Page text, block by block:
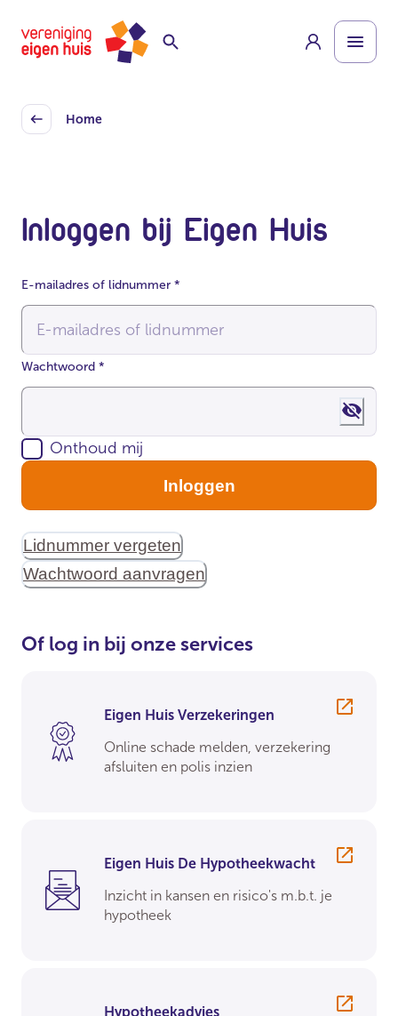
naar
hoofdinhoud
Homepage
Back
Home
Inloggen bij Eigen Huis
E-mailadres of lidnummer *
Wachtwoord *
Onthoud mij
Inloggen
Lidnummer vergeten
Wachtwoord aanvragen
Of log in bij onze services
Eigen Huis Verzekeringen
Online schade melden, verzekering
afsluiten en polis inzien
Eigen Huis De Hypotheekwacht
Inzicht in kansen en risico's m.b.t. je
hypotheek
Hypotheekadvies